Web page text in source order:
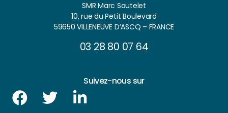
SMR Marc Sautelet
10, rue du Petit Boulevard
59650 VILLENEUVE D’ASCQ – FRANCE
03 28 80 07 64
Suivez-nous sur